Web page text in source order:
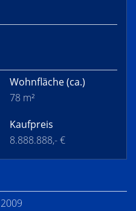
Wohnfläche(ca.)
78 m²
Kaufpreis
8.888.888,- €
2009